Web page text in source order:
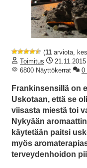
(11 arviota,
Toimitus
21.11.2015
6800 Näyttökerrat
0
Frankinsensillä on
Uskotaan, että se
viisasta miestä toi
Nykyään
käytetään paitsi
myös
terveydenhoidon